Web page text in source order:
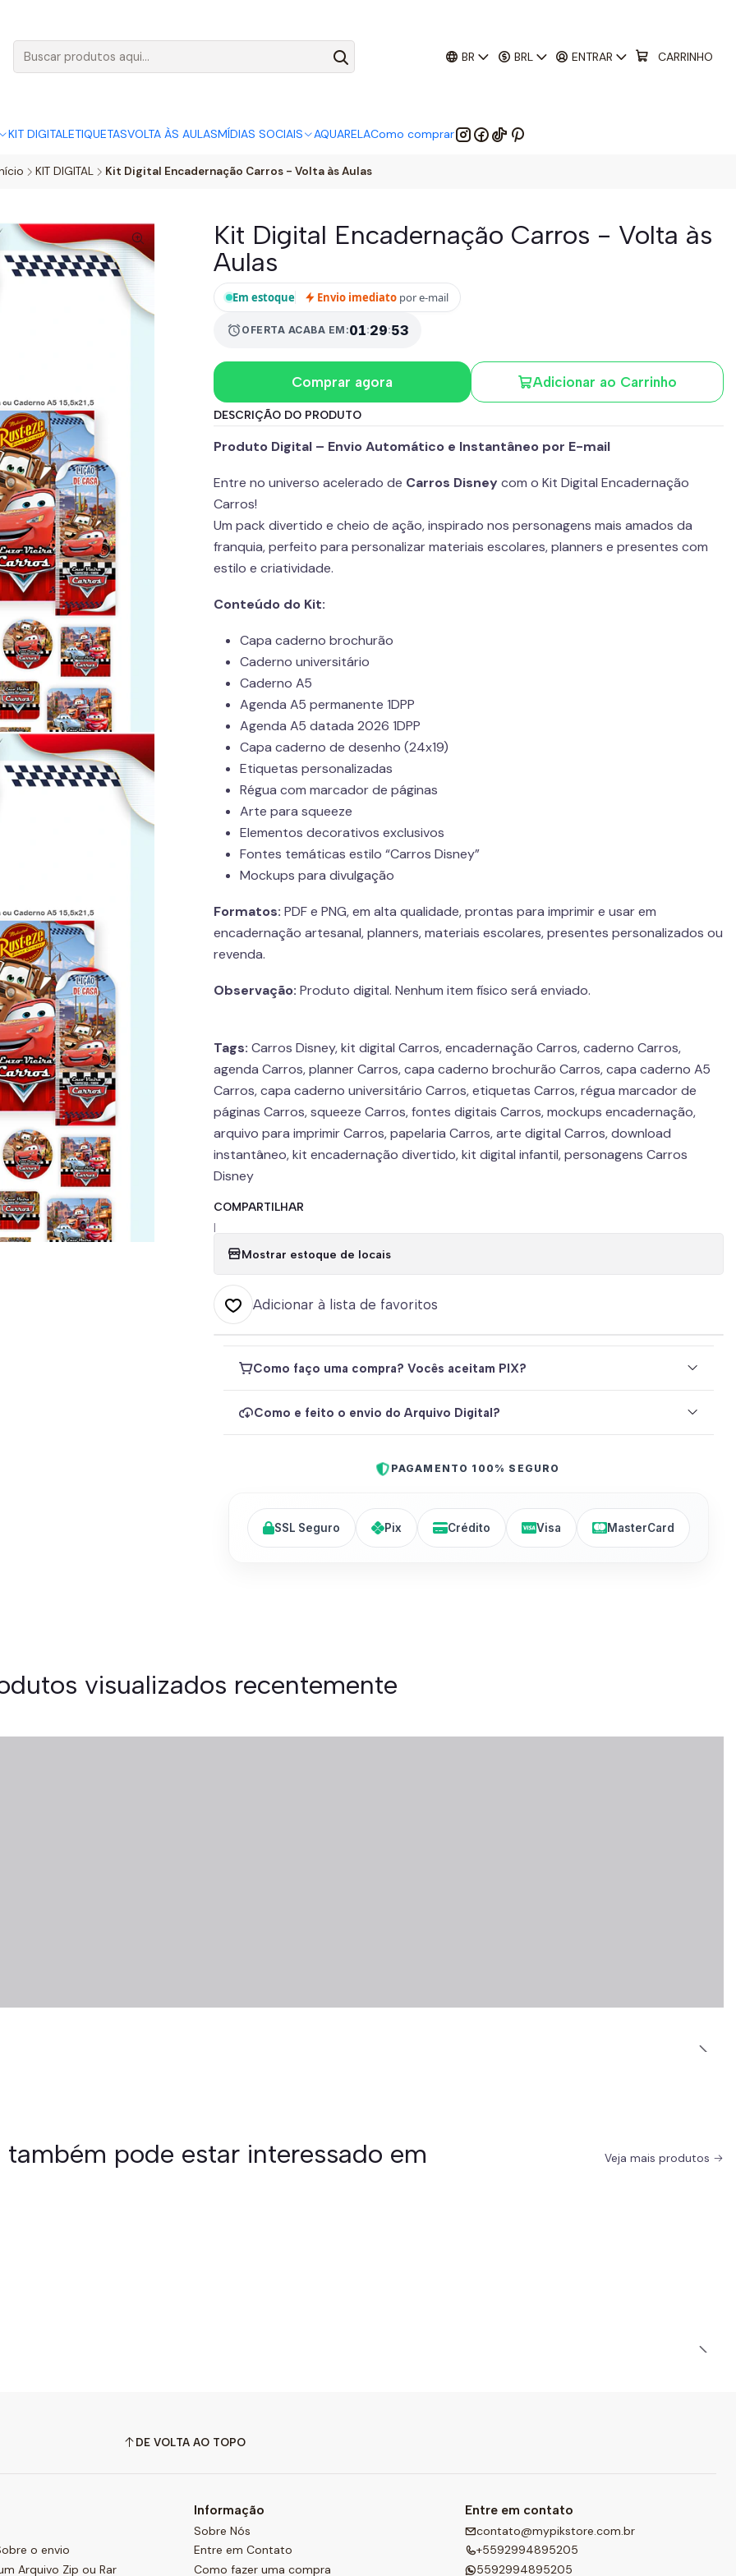
BR BRL ENTRAR CARRINHO
KIT DIGITALETIQUETASVOLTA ÀS AULASMÍDIAS SOCIAIS AQUARELAComo comprar
KIT DIGITAL Kit Digital Encadernação Carros - Volta às Aulas
Kit Digital Encadernação Carros - Volta às
Aulas
Em estoque Envio imediato por e-mail
alarmOFERTA ACABA EM:01:29:52
Adicionar ao Carrinho
Comprar agora
DESCRIÇÃO DO PRODUTO
Produto Digital – Envio Automático e Instantâneo por E-mail
Entre no universo acelerado de Carros Disneycom o Kit Digital Encadernação
Carros!
Um pack divertido e cheio de ação, inspirado nos personagens mais amados da
franquia, perfeito para personalizar materiais escolares, planners e presentes com
estilo e criatividade.
Conteúdo do Kit:
Capa caderno brochurão
Caderno universitário
Caderno A5
Agenda A5 permanente 1DPP
Agenda A5 datada 2026 1DPP
Capa caderno de desenho (24x19)
Etiquetas personalizadas
Régua com marcador de páginas
Arte para squeeze
Elementos decorativos exclusivos
Fontes temáticas estilo “Carros Disney”
Mockups para divulgação
Formatos: PDF e PNG, em alta qualidade, prontas para imprimir e usar em
encadernação artesanal, planners, materiais escolares, presentes personalizados ou
revenda.
Observação: Produto digital. Nenhum item físico será enviado.
Tags: Carros Disney, kit digital Carros, encadernação Carros, caderno Carros,
agenda Carros, planner Carros, capa caderno brochurão Carros, capa caderno A5
Carros, capa caderno universitário Carros, etiquetas Carros, régua marcador de
páginas Carros, squeeze Carros, fontes digitais Carros, mockups encadernação,
arquivo para imprimir Carros, papelaria Carros, arte digital Carros, download
instantâneo, kit encadernação divertido, kit digital infantil, personagens Carros
Disney
COMPARTILHAR
|
Mostrar estoque de locais
Adicionar à lista de favoritos
Como faço uma compra? Vocês aceitam PIX?
Como e feito o envio do Arquivo Digital?
PAGAMENTO 100% SEGURO
SSL Seguro Pix Crédito Visa MasterCard
visualizados recentemente
também pode estar interessado em Veja mais produtos
DE VOLTA AO TOPO
o envio
Arquivo Zip ou Rar
Informação
Sobre Nós
Entre em Contato
Como fazer uma compra
Entre em contato
contato@mypikstore.com.br
+5592994895205
5592994895205